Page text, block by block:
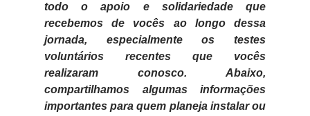
todo o apoio e solidariedade que
recebemos de vocês ao longo dessa
jornada, especialmente os testes
voluntários recentes que vocês
realizaram conosco. Abaixo,
compartilhamos algumas informações
importantes para quem planeja instalar ou